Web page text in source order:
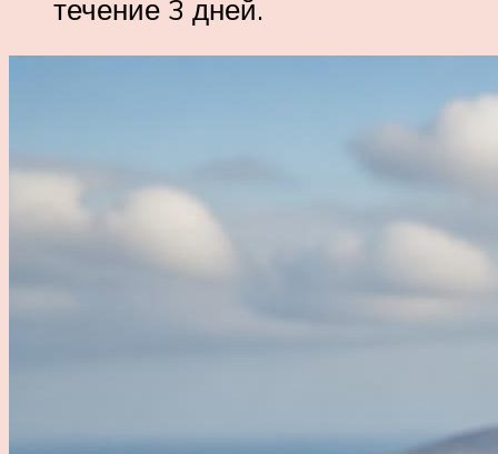
течение 3 дней.